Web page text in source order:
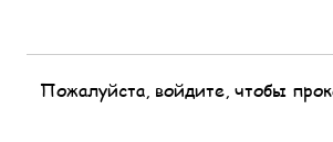
Пожалуйста, войдите, чтобы